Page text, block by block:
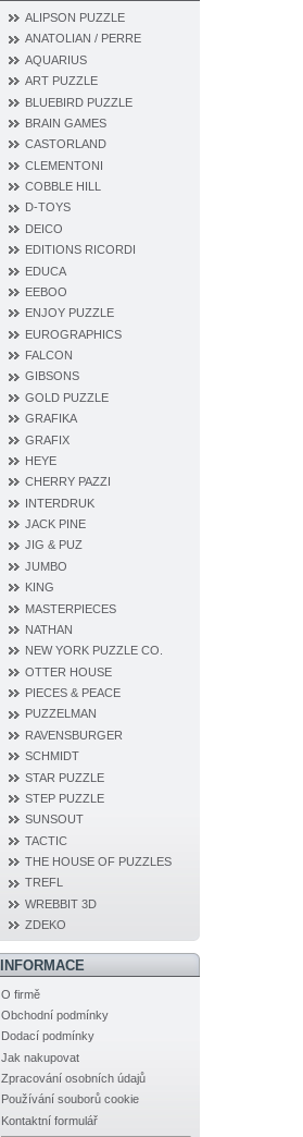
ALIPSON PUZZLE
ANATOLIAN / PERRE
AQUARIUS
ART PUZZLE
BLUEBIRD PUZZLE
BRAIN GAMES
CASTORLAND
CLEMENTONI
COBBLE HILL
D‐TOYS
DEICO
EDITIONS RICORDI
EDUCA
EEBOO
ENJOY PUZZLE
EUROGRAPHICS
FALCON
GIBSONS
GOLD PUZZLE
GRAFIKA
GRAFIX
HEYE
CHERRY PAZZI
INTERDRUK
JACK PINE
JIG & PUZ
JUMBO
KING
MASTERPIECES
NATHAN
NEW YORK PUZZLE CO.
OTTER HOUSE
PIECES & PEACE
PUZZELMAN
RAVENSBURGER
SCHMIDT
STAR PUZZLE
STEP PUZZLE
SUNSOUT
TACTIC
THE HOUSE OF PUZZLES
TREFL
WREBBIT 3D
ZDEKO
INFORMACE
O firmě
Obchodní podmínky
Dodací podmínky
Jak nakupovat
Zpracování osobních údajů
Používání souborů cookie
Kontaktní formulář